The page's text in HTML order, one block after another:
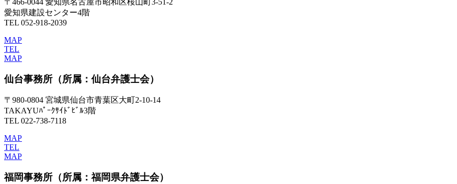
愛知県建設センター4階
TEL 052-918-2039
MAP
TEL
MAP
仙台事務所 （所属：仙台弁護士会）
〒980-0804 宮城県仙台市青葉区大町2-10-14
TAKAYUﾊﾟｰｸｻｲﾄﾞﾋﾞﾙ3階
TEL 022-738-7118
MAP
TEL
MAP
福岡事務所 （所属：福岡県弁護士会）